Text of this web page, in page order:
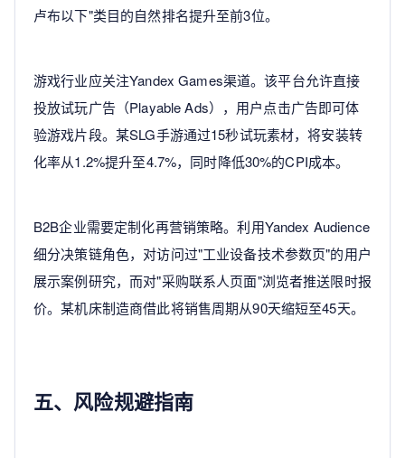
卢布以下"类目的自然排名提升至前3位。
游戏行业应关注Yandex Games渠道。该平台允许直接
投放试玩广告（Playable Ads），用户点击广告即可体
验游戏片段。某SLG手游通过15秒试玩素材，将安装转
化率从1.2%提升至4.7%，同时降低30%的CPI成本。
B2B企业需要定制化再营销策略。利用Yandex Audience
细分决策链角色，对访问过"工业设备技术参数页"的用户
展示案例研究，而对"采购联系人页面"浏览者推送限时报
价。某机床制造商借此将销售周期从90天缩短至45天。
五、风险规避指南